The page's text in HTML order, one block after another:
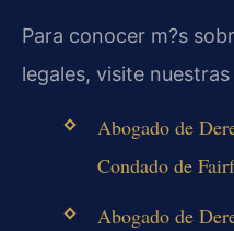
Para conocer m?s
legales, visite
Abogado de
Condado de
Abogado de